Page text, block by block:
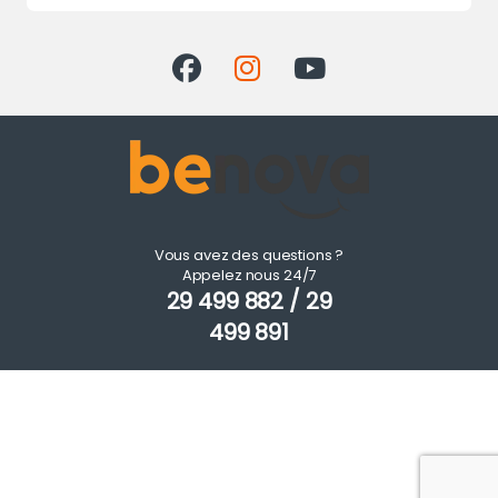
Vous avez des questions ?
Appelez nous 24/7
29 499 882 / 29
499 891